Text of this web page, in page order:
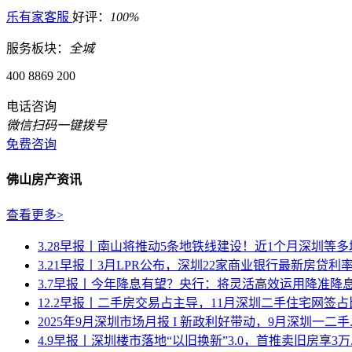
乐有家客服 好评： 100%
服务板块： 全城
400 8869 200
电话咨询
微信扫码一键拨号
免费咨询
佛山房产资讯
查看更多>
3.28早报丨南山将推动5条地铁线建设！近1个月深圳等多
3.21早报丨3月LPR公布，深圳22家商业银行最新房贷利
3.7早报丨今年降息有望？央行：将灵活高效运用降准降
12.2早报丨二手房交易占主导，11月深圳二手住宅网签占
2025年9月深圳市场月报 I 新政利好带动，9月深圳一二手
4.9早报丨深圳楼市落地“以旧换新”3.0，首推卖旧房享3万